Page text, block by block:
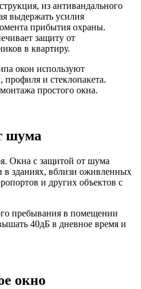
из антивандального
выдержать усилия
прибытия охраны.
защиту от
в квартиру.
окон используют
и стеклопакета.
простого окна.
шума
Окна с защитой от шума
в зданиях, вблизи оживленных
и других объектов с
пребывания в помещении
40дБ в дневное время и
окно